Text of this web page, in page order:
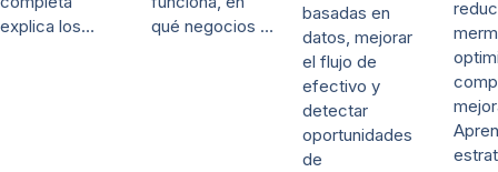
explica los…
qué negocios …
basadas en
datos, mejorar
el flujo de
efectivo y
detectar
oportunidades
de